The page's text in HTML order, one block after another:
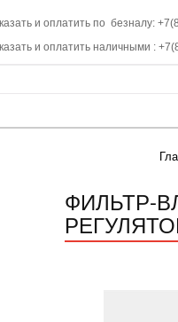
и оплатить по безналу:
и оплатить наличными :
ФИЛЬТР-